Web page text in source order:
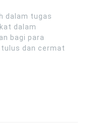
dalam tugas
dalam
bagi para
tulus dan cermat